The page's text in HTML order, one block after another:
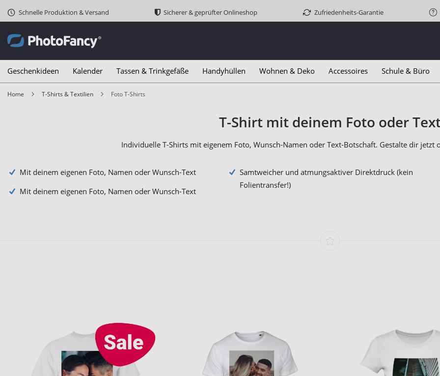
Schnelle Produktion & Versand Sicherer & geprüfter Onlineshop Zufriedenheits-Garantie
Geschenkideen Kalender Tassen & Trinkgefäße Handyhüllen Wohnen & Deko Accessoires Schule & Büro
Home T-Shirts & Textilien Foto T-Shirts
T-Shirt mit deinem Foto oder
Individuelle T-Shirts mit eigenem Foto, Wunsch-Namen oder Text-Botschaft. Gestalte dir jetzt
Mit deinem eigenen Foto, Namen oder Wunsch-Text
Mit deinem eigenen Foto, Namen oder Wunsch-Text
Samtweicher und atmungsaktiver Direktdruck (kein
Folientransfer!)